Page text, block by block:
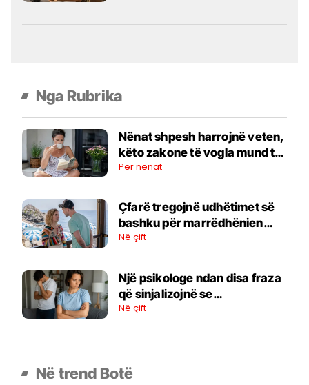
Nga Rubrika
Nënat shpesh harrojnë veten,
këto zakone të vogla mund të
ndihmojnë
Për nënat
Çfarë tregojnë udhëtimet së
bashku për marrëdhënien
tuaj?
Në çift
Një psikologe ndan disa fraza
që sinjalizojnë se
marrëdhënia juaj ka mbaruar
Në çift
Në trend Botë